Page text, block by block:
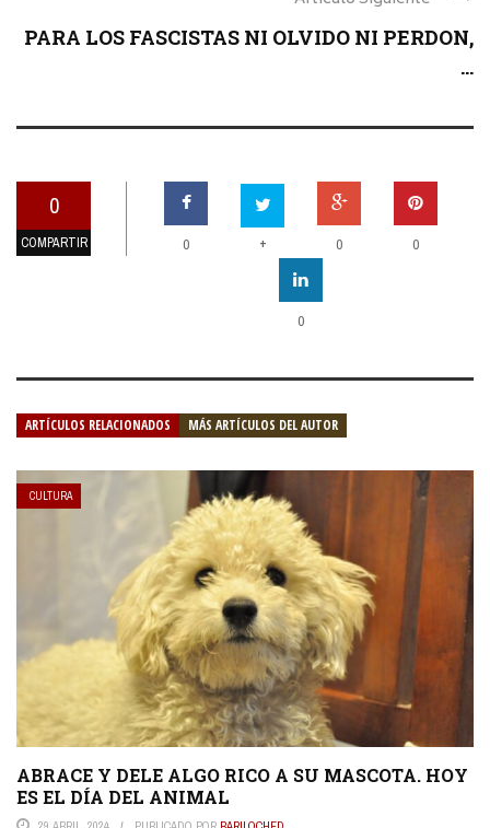
PARA LOS FASCISTAS NI OLVIDO NI PERDON,
...
0
COMPARTIR 0 + 0 0
0
ARTÍCULOS RELACIONADOS MÁS ARTÍCULOS DEL AUTOR
CULTURA
ABRACE Y DELE ALGO RICO A SU MASCOTA. HOY
ES EL DÍA DEL ANIMAL